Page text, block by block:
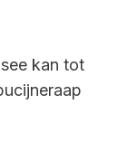
kan tot